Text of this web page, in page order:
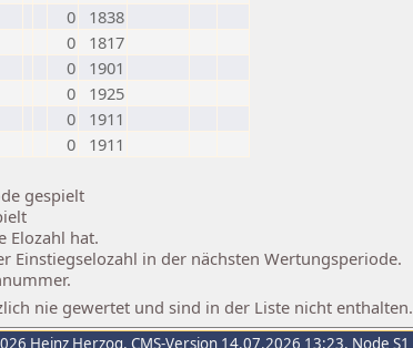
0
1838
0
1817
0
1901
0
1925
0
1911
0
1911
gespielt
Elozahl hat.
Einstiegselozahl in der nächsten Wertungsperiode.
nie gewertet und sind in der Liste nicht enthalten.
Heinz Herzog, CMS-Version 14.07.2026 13:23, Node S1